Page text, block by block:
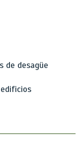
de desagüe